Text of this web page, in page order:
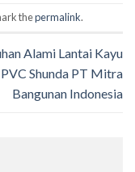
thepermalink.
Alami Lantai Kayu
PVC Shunda PT Mitra
Bangunan Indonesia